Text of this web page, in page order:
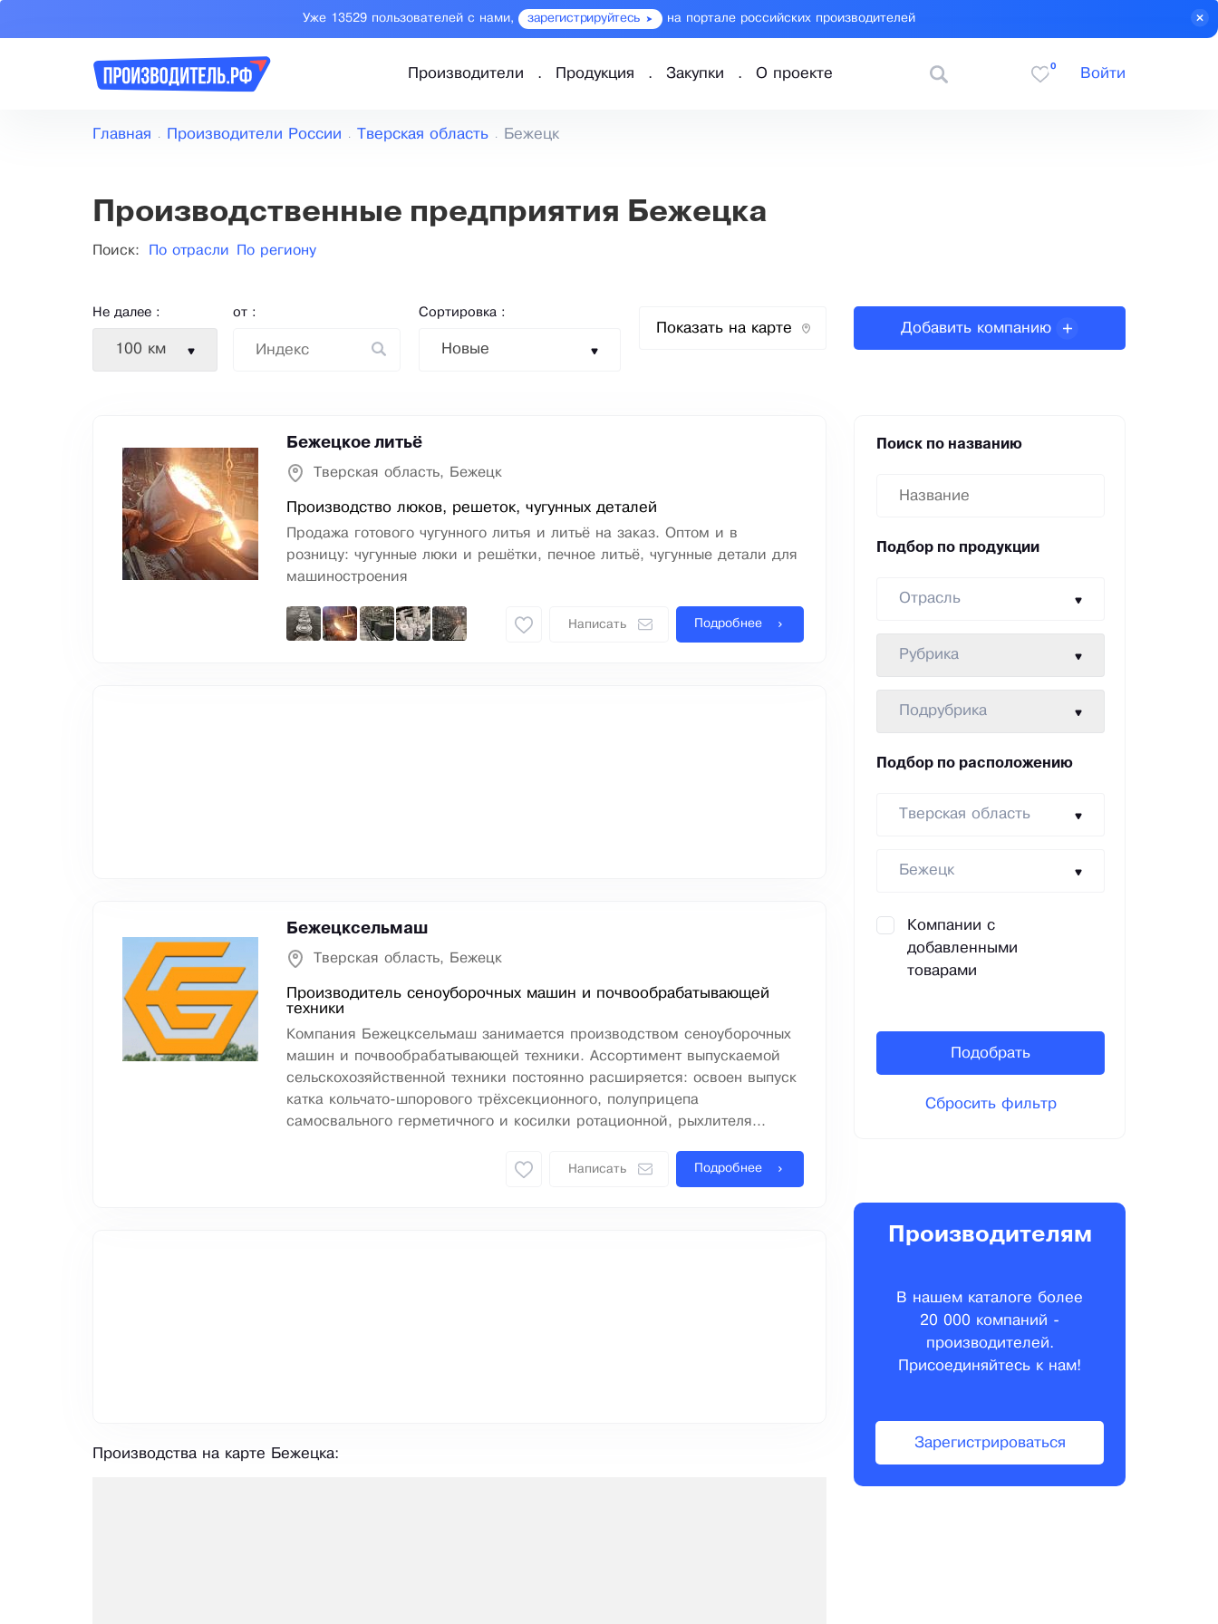
Уже 13529 пользователей с нами, зарегистрируйтесь на портале российских производителей
Производители Продукция Закупки О проекте
0
Войти
Главная Производители России Тверская область Бежецк
Производственные предприятия Бежецка
Поиск: По отрасли По региону
Не далее :
100 км
от : Сортировка :
Новые
Показать на карте Добавить компанию
Бежецкое литьё
Тверская область, Бежецк
Производство люков, решеток, чугунных деталей
Продажа готового чугунного литья и литьё на заказ. Оптом и в
розницу: чугунные люки и решётки, печное литьё, чугунные детали для
машиностроения
Написать Подробнее
Бежецксельмаш
Тверская область, Бежецк
Производитель сеноуборочных машин и почвообрабатывающей
техники
Компания Бежецксельмаш занимается производством сеноуборочных
машин и почвообрабатывающей техники. Ассортимент выпускаемой
сельскохозяйственной техники постоянно расширяется: освоен выпуск
катка кольчато-шпорового трёхсекционного, полуприцепа
самосвального герметичного и косилки ротационной, рыхлителя...
Написать Подробнее
Производства на карте Бежецка:
Поиск по названию
Подбор по продукции
Отрасль
Рубрика
Подрубрика
Подбор по расположению
Тверская область
Бежецк
Компании с
добавленными
товарами
Подобрать
Сбросить фильтр
Производителям
В нашем каталоге более
20 000 компаний -
производителей.
Присоединяйтесь к нам!
Зарегистрироваться